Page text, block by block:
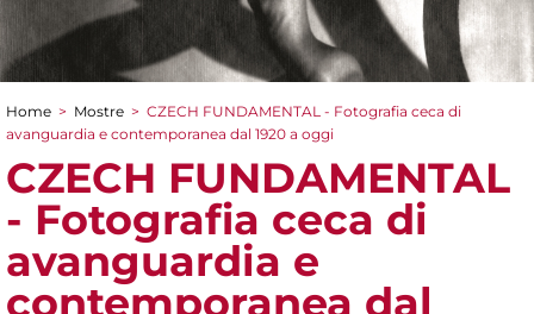
Tu sei qui
Home > Mostre > CZECH FUNDAMENTAL - Fotografia ceca di
avanguardia e contemporanea dal 1920 a oggi
CZECH FUNDAMENTAL
- Fotografia ceca di
avanguardia e
contemporanea dal